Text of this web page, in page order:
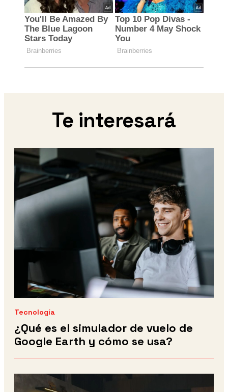
Te interesará
Tecnología
¿Qué es el simulador de vuelo de
Google Earth y cómo se usa?